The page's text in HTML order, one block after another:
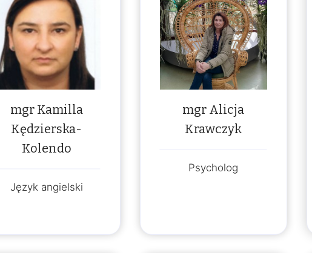
mgr Kamilla
Kędzierska-
Kolendo
Język angielski
mgr Alicja
Krawczyk
Psycholog